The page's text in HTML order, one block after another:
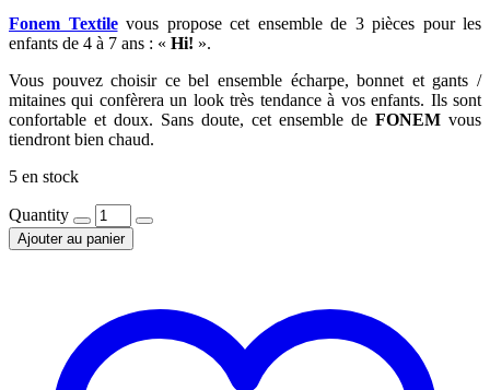
Fonem Textilevous propose cet ensemble de 3 pièces pour les
enfants de 4 à 7 ans : « Hi! ».
Vous pouvez choisir ce bel ensemble écharpe, bonnet et gants /
mitaines qui confèrera un look très tendance à vos enfants. Ils sont
confortable et doux. Sans doute, cet ensemble de FONEM vous
tiendront bien chaud.
5 en stock
Quantity
Ajouter au panier